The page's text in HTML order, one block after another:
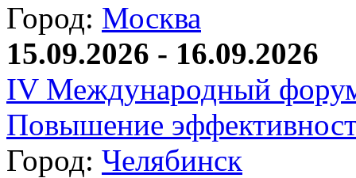
Город: Москва
15.09.2026 - 16.09.2026
IV Международный
Повышение
Город: Челябинск